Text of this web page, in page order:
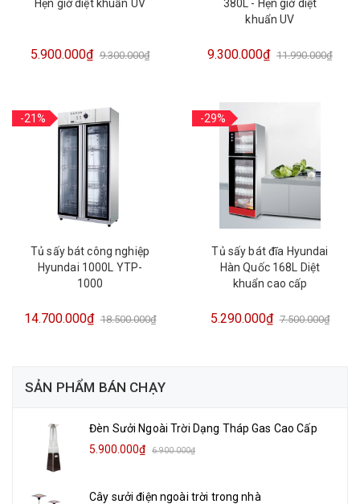
Hẹn giờ diệt khuẩn UV
5.900.000₫ 9.300.000₫
380L - Hẹn giờ diệt
khuẩn UV
9.300.000₫ 11.990.000₫
-21%
Tủ sấy bát công nghiệp
Hyundai 1000L YTP-
1000
14.700.000₫ 18.500.000₫
-29%
Tủ sấy bát đĩa Hyundai
Hàn Quốc 168L Diệt
khuẩn cao cấp
5.290.000₫ 7.500.000₫
SẢN PHẨM BÁN CHẠY
Đèn Sưởi Ngoài Trời Dạng Tháp Gas Cao Cấp
5.900.000₫
6.900.000₫
Cây sưởi điện ngoài trời trong nhà